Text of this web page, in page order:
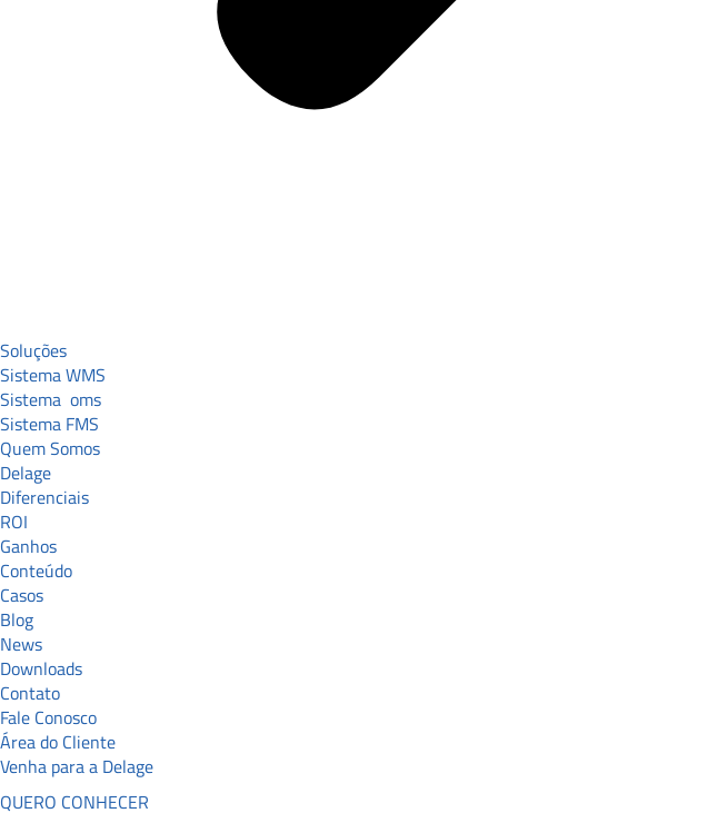
Soluções
Sistema WMS
Sistema oms
Sistema FMS
Quem Somos
Delage
Diferenciais
ROI
Ganhos
Conteúdo
Casos
Blog
News
Downloads
Contato
Fale Conosco
Área do Cliente
Venha para a Delage
QUERO CONHECER